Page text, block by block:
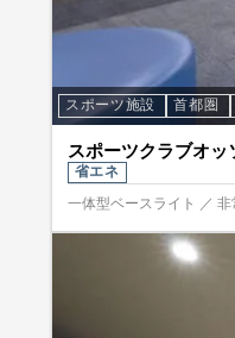
スポーツ施設 首都圏
スポーツクラブオッ
省エネ
一体型ベースライト ／